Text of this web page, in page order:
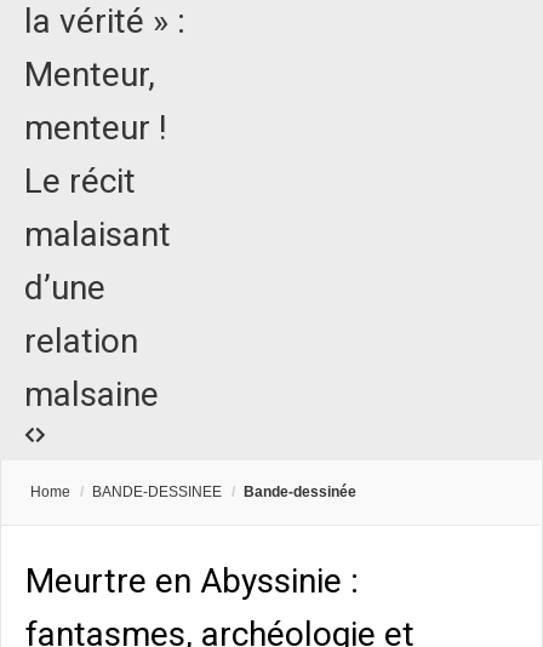
la vérité » :
Menteur,
menteur !
Le récit
malaisant
d’une
relation
malsaine
Home / BANDE-DESSINEE / Bande-dessinée
Meurtre en Abyssinie :
fantasmes, archéologie et